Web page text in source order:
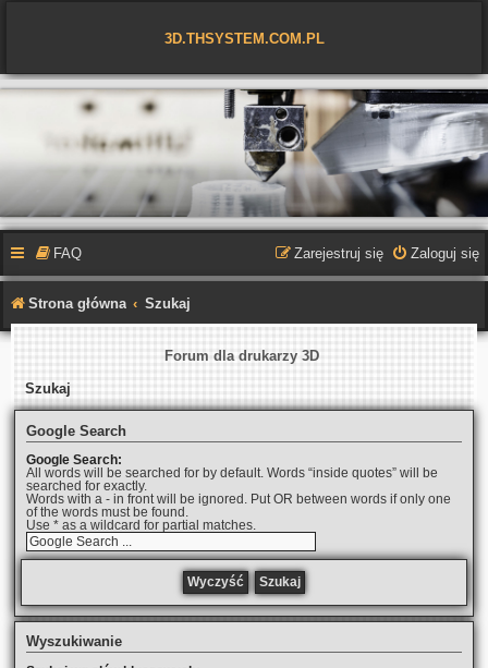
3D.THSYSTEM.COM.PL
FAQ Zaloguj się
Zarejestruj się
Strona główna Szukaj
Forum dla drukarzy 3D
Szukaj
Google Search
Google Search:
All words will be searched for by default. Words “inside quotes” will be
searched for exactly.
Words with a - in front will be ignored. Put OR between words if only one
of the words must be found.
Use * as a wildcard for partial matches.
Wyszukiwanie